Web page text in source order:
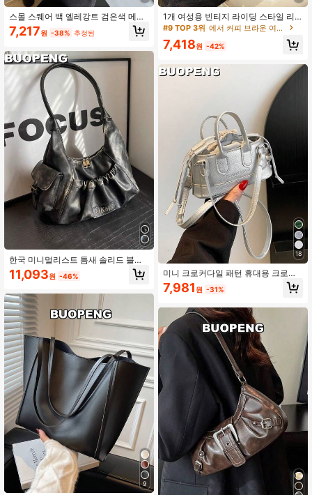
스몰 스퀘어 백 엘레강트 검은색 메탈
장식 PU 가죽 데일리
7,217원 -38% 추정된
한국 미니멀리스트 틈새 솔리드 블랙
레트로 질감 여성 핸드백, 가을/겨울
신상 패션 토트백, 캐주얼 다용도 출퇴
11,093원 -46%
9
1개 여성용 빈티지 라이딩 스타일 리
벳 조절식 숄더 스트랩 크로스바디 백,
대용량 부드러운 그라데이션 컬러 숄
더/겨드랑이 백, 직장, 데이트, 파티, 쇼
생, 신입 화이트칼라, 사무직원에게 적
합. 사무실, 캠퍼스, 직장, 비즈니스, 통
근, 야외 활동, 여행 및 외출에 완벽
#9 TOP 3위 에서 커피 브라운 여성 숄더백
7,418원 -42%
18
미니 크로커다일 패턴 휴대용 크로스
바디 화장품 가방
7,981 원 -31%